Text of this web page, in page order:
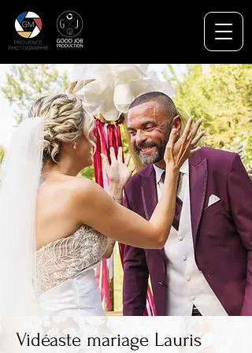
Vidéaste mariage Lauris